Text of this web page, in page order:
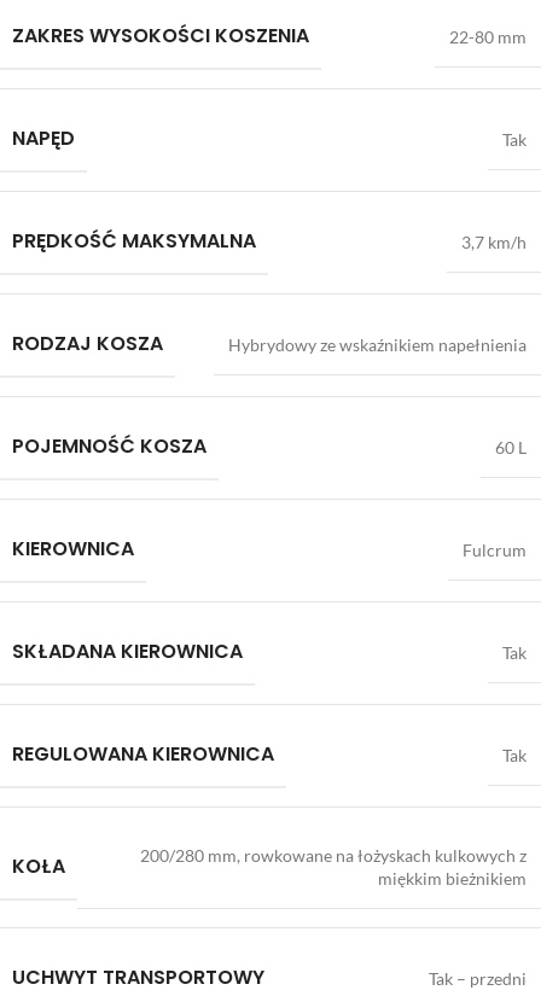
ZAKRES WYSOKOŚCI KOSZENIA 22-80 mm
NAPĘD Tak
PRĘDKOŚĆ MAKSYMALNA 3,7 km/h
RODZAJ KOSZA Hybrydowy ze wskaźnikiem napełnienia
POJEMNOŚĆ KOSZA 60 L
KIEROWNICA Fulcrum
SKŁADANA KIEROWNICA Tak
REGULOWANA KIEROWNICA Tak
KOŁA
200/280 mm, rowkowane na łożyskach kulkowych z
miękkim bieżnikiem
UCHWYT TRANSPORTOWY Tak – przedni